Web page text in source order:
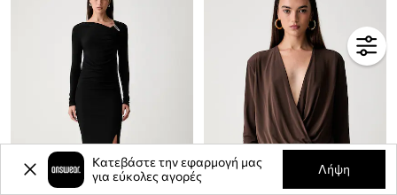
Κατεβάστε την εφαρμογή μας
για εύκολες αγορές
Λήψη